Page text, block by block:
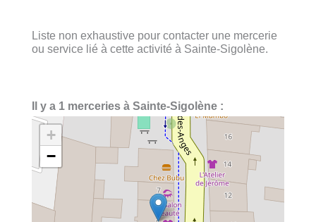
Liste non exhaustive pour contacter une mercerie
ou service lié à cette activité à Sainte-Sigolène.
Il y a 1 merceries à Sainte-Sigolène :
+
−